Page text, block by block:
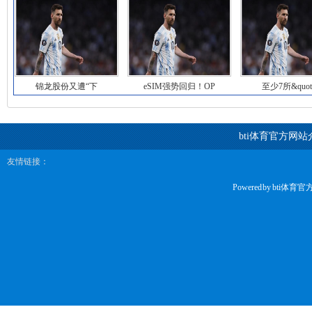
锦龙股份又遭“下 eSIM强势回归！OP 至少7所
bti体育官方网站
友情链接：
Powered bybti体育官